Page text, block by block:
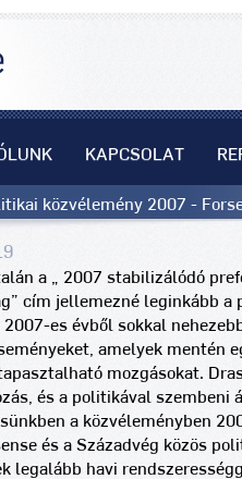
KAPCSOLAT
közvélemény 2007 -
a „ 2007 stabilizálódó
cím jellemezné leginkább a
es évből sokkal
amelyek mentén
mozgásokat.
és a politikával szembeni
a közvéleményben
és a Századvég közös
legalább havi